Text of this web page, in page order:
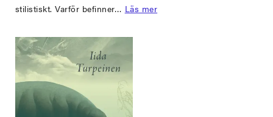
stilistiskt. Varför befinner… Läs mer